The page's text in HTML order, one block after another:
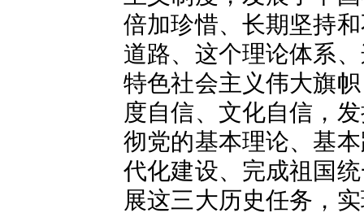
倍加珍惜、长期坚持
道路、这个理论体系
特色社会主义伟大旗
度自信、文化自信，
彻党的基本理论、基
代化建设、完成祖国
展这三大历史任务，